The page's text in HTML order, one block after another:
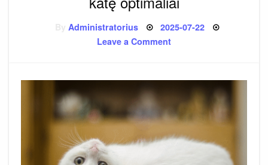
Administratorius Posted
2025-07-22
Leave a Commenton
gal
abu?
Atskleidžiame
paslaptį,
kaip
maitinti
katę
optimaliai